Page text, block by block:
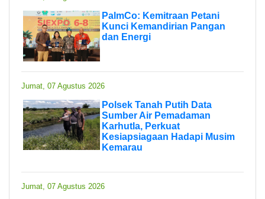
PalmCo: Kemitraan Petani
Kunci Kemandirian Pangan
dan Energi
Jumat, 07 Agustus 2026
Polsek Tanah Putih Data
Sumber Air Pemadaman
Karhutla, Perkuat
Kesiapsiagaan Hadapi Musim
Kemarau
Jumat, 07 Agustus 2026